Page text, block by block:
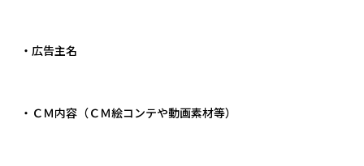
・広告主名
・ＣＭ内容（ＣＭ絵コンテや動画素材等）